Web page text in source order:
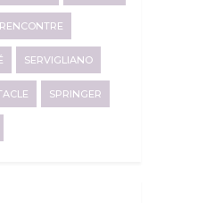
RENCONTRE
SERVIGLIANO
SPRINGER